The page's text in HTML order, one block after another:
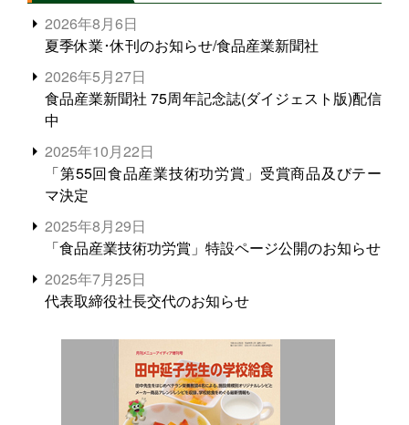
2026年8月6日
夏季休業･休刊のお知らせ/食品産業新聞社
2026年5月27日
食品産業新聞社 75周年記念誌(ダイジェスト版)配信
中
2025年10月22日
「第55回食品産業技術功労賞」受賞商品及びテー
マ決定
2025年8月29日
「食品産業技術功労賞」特設ページ公開のお知らせ
2025年7月25日
代表取締役社長交代のお知らせ